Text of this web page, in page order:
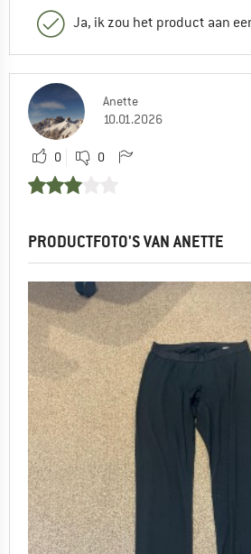
Ja, ik zou het product aan
Anette
10.01.2026
0 0
PRODUCTFOTO'S VAN ANETTE